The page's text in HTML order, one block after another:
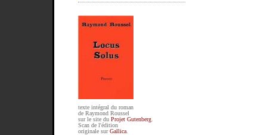
texte intégral du roman
de Raymond Roussel
sur le site du Projet Gutenberg.
Scan de l'édition
originale surGallica.